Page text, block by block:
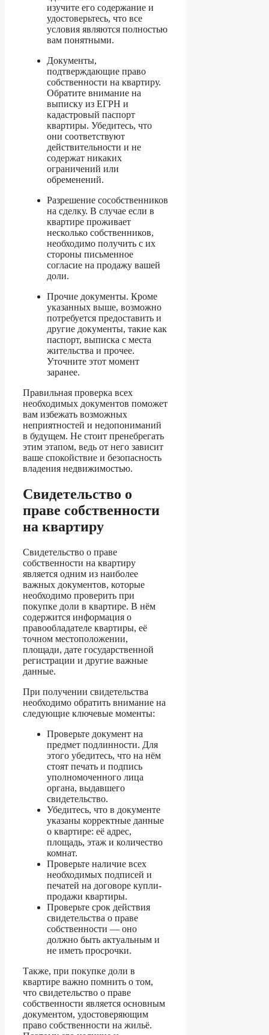
изучите его содержание и
удостоверьтесь, что все
условия являются полностью
вам понятными.
Документы,
подтверждающие право
собственности на квартиру.
Обратите внимание на
выписку из ЕГРН и
кадастровый паспорт
квартиры. Убедитесь, что
они соответствуют
действительности и не
содержат никаких
ограничений или
обременений.
Разрешение сособственников
на сделку. В случае если в
квартире проживает
несколько собственников,
необходимо получить с их
стороны письменное
согласие на продажу вашей
доли.
Прочие документы. Кроме
указанных выше, возможно
потребуется предоставить и
другие документы, такие как
паспорт, выписка с места
жительства и прочее.
Уточните этот момент
заранее.
Правильная проверка всех
необходимых документов поможет
вам избежать возможных
неприятностей и недопониманий
в будущем. Не стоит пренебрегать
этим этапом, ведь от него зависит
ваше спокойствие и безопасность
владения недвижимостью.
Свидетельство о
праве собственности
на квартиру
Свидетельство о праве
собственности на квартиру
является одним из наиболее
важных документов, которые
необходимо проверить при
покупке доли в квартире. В нём
содержится информация о
правообладателе квартиры, её
точном местоположении,
площади, дате государственной
регистрации и другие важные
данные.
При получении свидетельства
необходимо обратить внимание на
следующие ключевые моменты:
Проверьте документ на
предмет подлинности. Для
этого убедитесь, что на нём
стоят печать и подпись
уполномоченного лица
органа, выдавшего
свидетельство.
Убедитесь, что в документе
указаны корректные данные
о квартире: её адрес,
площадь, этаж и количество
комнат.
Проверьте наличие всех
необходимых подписей и
печатей на договоре купли-
продажи квартиры.
Проверьте срок действия
свидетельства о праве
собственности — оно
должно быть актуальным и
не иметь просрочки.
Также, при покупке доли в
квартире важно помнить о том,
что свидетельство о праве
собственности является основным
документом, удостоверяющим
право собственности на жильё.